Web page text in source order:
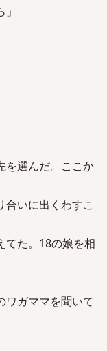
を選んだ。ここか
合いに出くわすこ
てた。18の娘を相
ワガママを聞いて